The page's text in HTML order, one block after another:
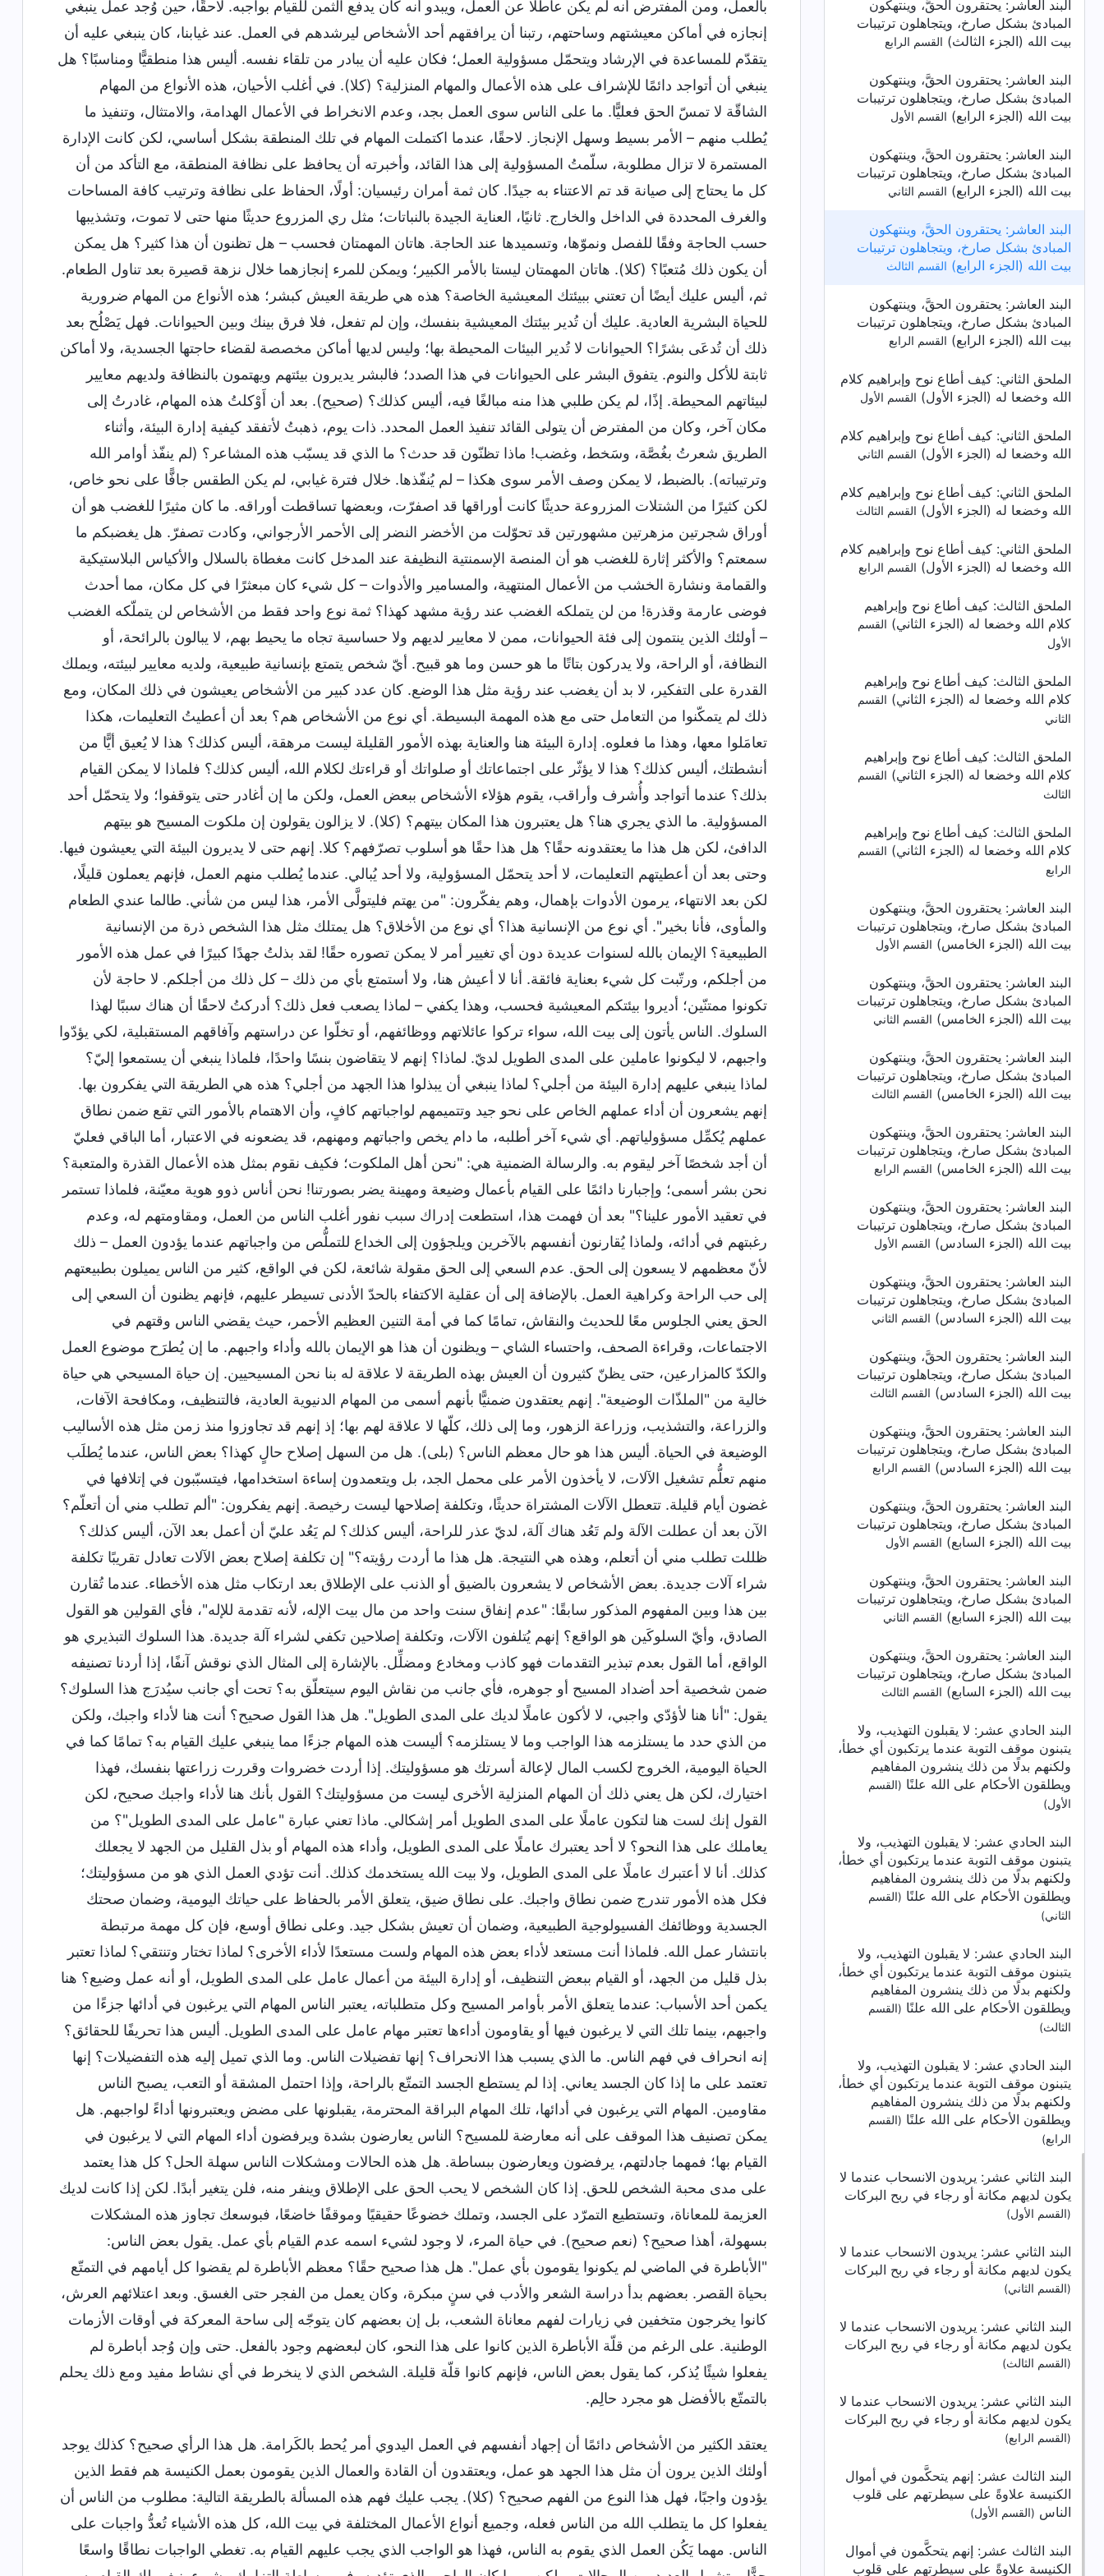
البند العاشر: يحتقرون الحقَّ، وينتهكون
المبادئ بشكل صارخ، ويتجاهلون ترتيبات
بيت الله (الجزء الثالث) القسم الرابع
البند العاشر: يحتقرون الحقَّ، وينتهكون
المبادئ بشكل صارخ، ويتجاهلون ترتيبات
بيت الله (الجزء الرابع) القسم الأول
البند العاشر: يحتقرون الحقَّ، وينتهكون
المبادئ بشكل صارخ، ويتجاهلون ترتيبات
بيت الله (الجزء الرابع) القسم الثاني
البند العاشر: يحتقرون الحقَّ، وينتهكون
المبادئ بشكل صارخ، ويتجاهلون ترتيبات
بيت الله (الجزء الرابع) القسم الثالث
البند العاشر: يحتقرون الحقَّ، وينتهكون
المبادئ بشكل صارخ، ويتجاهلون ترتيبات
بيت الله (الجزء الرابع) القسم الرابع
الملحق الثاني: كيف أطاع نوح وإبراهيم كلام
الله وخضعا له (الجزء الأول) القسم الأول
الملحق الثاني: كيف أطاع نوح وإبراهيم كلام
الله وخضعا له (الجزء الأول) القسم الثاني
الملحق الثاني: كيف أطاع نوح وإبراهيم كلام
الله وخضعا له (الجزء الأول) القسم الثالث
الملحق الثاني: كيف أطاع نوح وإبراهيم كلام
الله وخضعا له (الجزء الأول) القسم الرابع
الملحق الثالث: كيف أطاع نوح وإبراهيم
كلام الله وخضعا له (الجزء الثاني) القسم
الأول
الملحق الثالث: كيف أطاع نوح وإبراهيم
كلام الله وخضعا له (الجزء الثاني) القسم
الثاني
الملحق الثالث: كيف أطاع نوح وإبراهيم
كلام الله وخضعا له (الجزء الثاني) القسم
الثالث
الملحق الثالث: كيف أطاع نوح وإبراهيم
كلام الله وخضعا له (الجزء الثاني) القسم
الرابع
البند العاشر: يحتقرون الحقَّ، وينتهكون
المبادئ بشكل صارخ، ويتجاهلون ترتيبات
بيت الله (الجزء الخامس) القسم الأول
البند العاشر: يحتقرون الحقَّ، وينتهكون
المبادئ بشكل صارخ، ويتجاهلون ترتيبات
بيت الله (الجزء الخامس) القسم الثاني
البند العاشر: يحتقرون الحقَّ، وينتهكون
المبادئ بشكل صارخ، ويتجاهلون ترتيبات
بيت الله (الجزء الخامس) القسم الثالث
البند العاشر: يحتقرون الحقَّ، وينتهكون
المبادئ بشكل صارخ، ويتجاهلون ترتيبات
بيت الله (الجزء الخامس) القسم الرابع
البند العاشر: يحتقرون الحقَّ، وينتهكون
المبادئ بشكل صارخ، ويتجاهلون ترتيبات
بيت الله (الجزء السادس) القسم الأول
البند العاشر: يحتقرون الحقَّ، وينتهكون
المبادئ بشكل صارخ، ويتجاهلون ترتيبات
بيت الله (الجزء السادس) القسم الثاني
البند العاشر: يحتقرون الحقَّ، وينتهكون
المبادئ بشكل صارخ، ويتجاهلون ترتيبات
بيت الله (الجزء السادس) القسم الثالث
البند العاشر: يحتقرون الحقَّ، وينتهكون
المبادئ بشكل صارخ، ويتجاهلون ترتيبات
بيت الله (الجزء السادس) القسم الرابع
البند العاشر: يحتقرون الحقَّ، وينتهكون
المبادئ بشكل صارخ، ويتجاهلون ترتيبات
بيت الله (الجزء السابع) القسم الأول
البند العاشر: يحتقرون الحقَّ، وينتهكون
المبادئ بشكل صارخ، ويتجاهلون ترتيبات
بيت الله (الجزء السابع) القسم الثاني
البند العاشر: يحتقرون الحقَّ، وينتهكون
المبادئ بشكل صارخ، ويتجاهلون ترتيبات
بيت الله (الجزء السابع) القسم الثالث
البند الحادي عشر: لا يقبلون التهذيب، ولا
يتبنون موقف التوبة عندما يرتكبون أي خطأ،
ولكنهم بدلًا من ذلك ينشرون المفاهيم
ويطلقون الأحكام على الله علنًا (القسم
الأول)
البند الحادي عشر: لا يقبلون التهذيب، ولا
يتبنون موقف التوبة عندما يرتكبون أي خطأ،
ولكنهم بدلًا من ذلك ينشرون المفاهيم
ويطلقون الأحكام على الله علنًا (القسم
الثاني)
البند الحادي عشر: لا يقبلون التهذيب، ولا
يتبنون موقف التوبة عندما يرتكبون أي خطأ،
ولكنهم بدلًا من ذلك ينشرون المفاهيم
ويطلقون الأحكام على الله علنًا (القسم
الثالث)
البند الحادي عشر: لا يقبلون التهذيب، ولا
يتبنون موقف التوبة عندما يرتكبون أي خطأ،
ولكنهم بدلًا من ذلك ينشرون المفاهيم
ويطلقون الأحكام على الله علنًا (القسم
الرابع)
البند الثاني عشر: يريدون الانسحاب عندما لا
يكون لديهم مكانة أو رجاء في ربح البركات
(القسم الأول)
البند الثاني عشر: يريدون الانسحاب عندما لا
يكون لديهم مكانة أو رجاء في ربح البركات
(القسم الثاني)
البند الثاني عشر: يريدون الانسحاب عندما لا
يكون لديهم مكانة أو رجاء في ربح البركات
(القسم الثالث)
البند الثاني عشر: يريدون الانسحاب عندما لا
يكون لديهم مكانة أو رجاء في ربح البركات
(القسم الرابع)
البند الثالث عشر: إنهم يتحكَّمون في أموال
الكنيسة علاوةً على سيطرتهم على قلوب
الناس (القسم الأول)
البند الثالث عشر: إنهم يتحكَّمون في أموال
الكنيسة علاوةً على سيطرتهم على قلوب
يعتقد الكثير من الأشخاص دائمًا أن إجهاد أنفسهم في العمل اليدوي أمر يُحط بالكَرامة. هل هذا الرأي صحيح؟ كذلك يوجد
أولئك الذين يرون أن مثل هذا الجهد هو عمل، ويعتقدون أن القادة والعمال الذين يقومون بعمل الكنيسة هم فقط الذين
يؤدون واجبًا، فهل هذا النوع من الفهم صحيح؟ (كلا). يجب عليك فهم هذه المسألة بالطريقة التالية: مطلوب من الناس أن
يفعلوا كل ما يتطلب الله من الناس فعله، وجميع أنواع الأعمال المختلفة في بيت الله، كل هذه الأشياء تُعدُّ واجبات على
الناس. مهما يَكُن العمل الذي يقوم به الناس، فهذا هو الواجب الذي يجب عليهم القيام به. تغطي الواجبات نطاقًا واسعًا